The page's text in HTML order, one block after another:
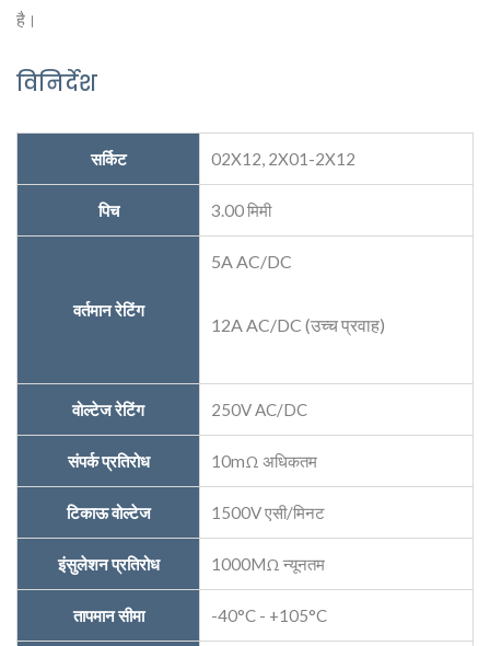
है।
विनिर्देश
सर्किट 02X12, 2X01-2X12
पिच 3.00 मिमी
वर्तमान रेटिंग
5A AC/DC
12A AC/DC (उच्च प्रवाह)
वोल्टेज रेटिंग 250V AC/DC
संपर्क प्रतिरोध 10mΩ अधिकतम
टिकाऊ वोल्टेज 1500V एसी/मिनट
इंसुलेशन प्रतिरोध 1000MΩ न्यूनतम
तापमान सीमा -40°C - +105°C